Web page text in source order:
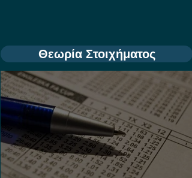
Θεωρία Στοιχήματος